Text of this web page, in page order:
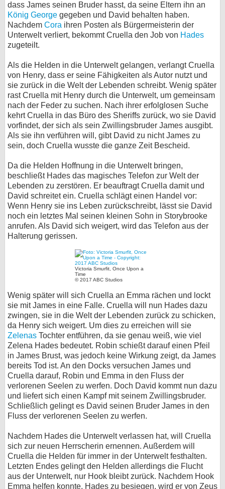
dass James seinen Bruder hasst, da seine Eltern ihn an
König George gegeben und David behalten haben.
Nachdem Cora ihren Posten als Bürgermeisterin der
Unterwelt verliert, bekommt Cruella den Job von Hades
zugeteilt.
Als die Helden in die Unterwelt gelangen, verlangt Cruella
von Henry, dass er seine Fähigkeiten als Autor nutzt und
sie zurück in die Welt der Lebenden schreibt. Wenig später
rast Cruella mit Henry durch die Unterwelt, um gemeinsam
nach der Feder zu suchen. Nach ihrer erfolglosen Suche
kehrt Cruella in das Büro des Sheriffs zurück, wo sie David
vorfindet, der sich als sein Zwillingsbruder James ausgibt.
Als sie ihn verführen will, gibt David zu nicht James zu
sein, doch Cruella wusste die ganze Zeit Bescheid.
Da die Helden Hoffnung in die Unterwelt bringen,
beschließt Hades das magisches Telefon zur Welt der
Lebenden zu zerstören. Er beauftragt Cruella damit und
David schreitet ein. Cruella schlägt einen Handel vor:
Wenn Henry sie ins Leben zurückschreibt, lässt sie David
noch ein letztes Mal seinen kleinen Sohn in Storybrooke
anrufen. Als David sich weigert, wird das Telefon aus der
Halterung gerissen.
Victoria Smurfit, Once Upon a
Time
© 2017 ABC Studios
Wenig später will sich Cruella an Emma rächen und lockt
sie mit James in eine Falle. Cruella will nun Hades dazu
zwingen, sie in die Welt der Lebenden zurück zu schicken,
da Henry sich weigert. Um dies zu erreichen will sie
Zelenas Tochter entführen, da sie genau weiß, wie viel
Zelena Hades bedeutet. Robin schießt darauf einen Pfeil
in James Brust, was jedoch keine Wirkung zeigt, da James
bereits Tod ist. An den Docks versuchen James und
Cruella darauf, Robin und Emma in den Fluss der
verlorenen Seelen zu werfen. Doch David kommt nun dazu
und liefert sich einen Kampf mit seinem Zwillingsbruder.
Schließlich gelingt es David seinen Bruder James in den
Fluss der verlorenen Seelen zu werfen.
Nachdem Hades die Unterwelt verlassen hat, will Cruella
sich zur neuen Herrscherin ernennen. Außerdem will
Cruella die Helden für immer in der Unterwelt festhalten.
Letzten Endes gelingt den Helden allerdings die Flucht
aus der Unterwelt, nur Hook bleibt zurück. Nachdem Hook
Emma helfen konnte, Hades zu besiegen, wird er von Zeus